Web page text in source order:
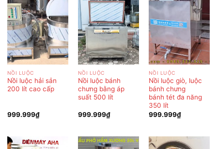
NỒI LUỘC
Nồi luộc hải sản
200 lít cao cấp
999.999₫
NỒI LUỘC
Nồi luộc bánh
chưng bằng áp
suất 500 lít
999.999₫
NỒI LUỘC
Nồi luộc giò, luộc
bánh chưng
bánh tét đa năng
350 lít
999.999₫